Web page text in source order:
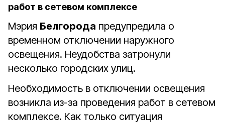
работ в сетевом комплексе
Мэрия Белгорода предупредила о
временном отключении наружного
освещения. Неудобства затронули
несколько городских улиц.
Необходимость в отключении освещения
возникла из-за проведения работ в сетевом
комплексе. Как только ситуация